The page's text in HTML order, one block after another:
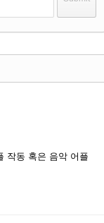
작동 혹은 음악 어플